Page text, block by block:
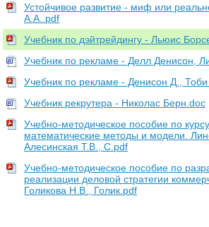
Устойчивое развитие - миф или
А.А..pdf
Учебник по дэйтрейдингу - Льюис
Учебник по рекламе - Делл Денисон,
Учебник по рекламе - Денисон Д.,
Учебник рекрутера - Николас Берн.doc
Учебно-методическое пособие по
математические методы и модели.
Алесинская Т.В., С.pdf
Учебно-методическое пособие по
реализации деловой стратегии
Голикова Н.В., Голик.pdf